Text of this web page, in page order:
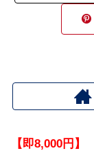
【即8,000円】